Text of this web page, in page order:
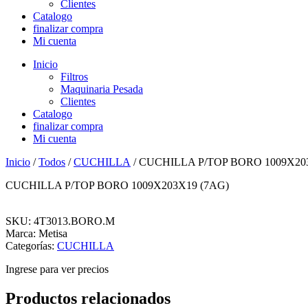
Clientes
Catalogo
finalizar compra
Mi cuenta
Inicio
Filtros
Maquinaria Pesada
Clientes
Catalogo
finalizar compra
Mi cuenta
Inicio /Todos /CUCHILLA / CUCHILLA P/TOP BORO
CUCHILLA P/TOP BORO 1009X203X19 (7AG)
SKU: 4T3013.BORO.M
Marca: Metisa
Categorías: CUCHILLA
Ingrese para ver precios
Productos relacionados